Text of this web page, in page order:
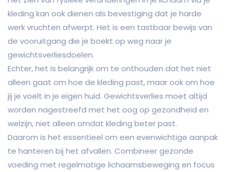
kleding kan ook dienen als bevestiging dat je harde
werk vruchten afwerpt. Het is een tastbaar bewijs van
de vooruitgang die je boekt op weg naar je
gewichtsverliesdoelen.
Echter, het is belangrijk om te onthouden dat het niet
alleen gaat om hoe de kleding past, maar ook om hoe
jij je voelt in je eigen huid. Gewichtsverlies moet altijd
worden nagestreefd met het oog op gezondheid en
welzijn, niet alleen omdat kleding beter past.
Daarom is het essentieel om een evenwichtige aanpak
te hanteren bij het afvallen. Combineer gezonde
voeding met regelmatige lichaamsbeweging en focus